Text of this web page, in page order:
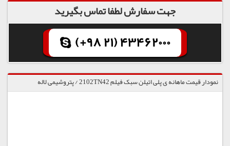
جهت سفارش لطفا تماس بگیرید
(+98 21) 43462000
نمودار قیمت ماهانه ی پلی اتیلن سبک فیلم 2102TN42 / پتروشیمی لاله